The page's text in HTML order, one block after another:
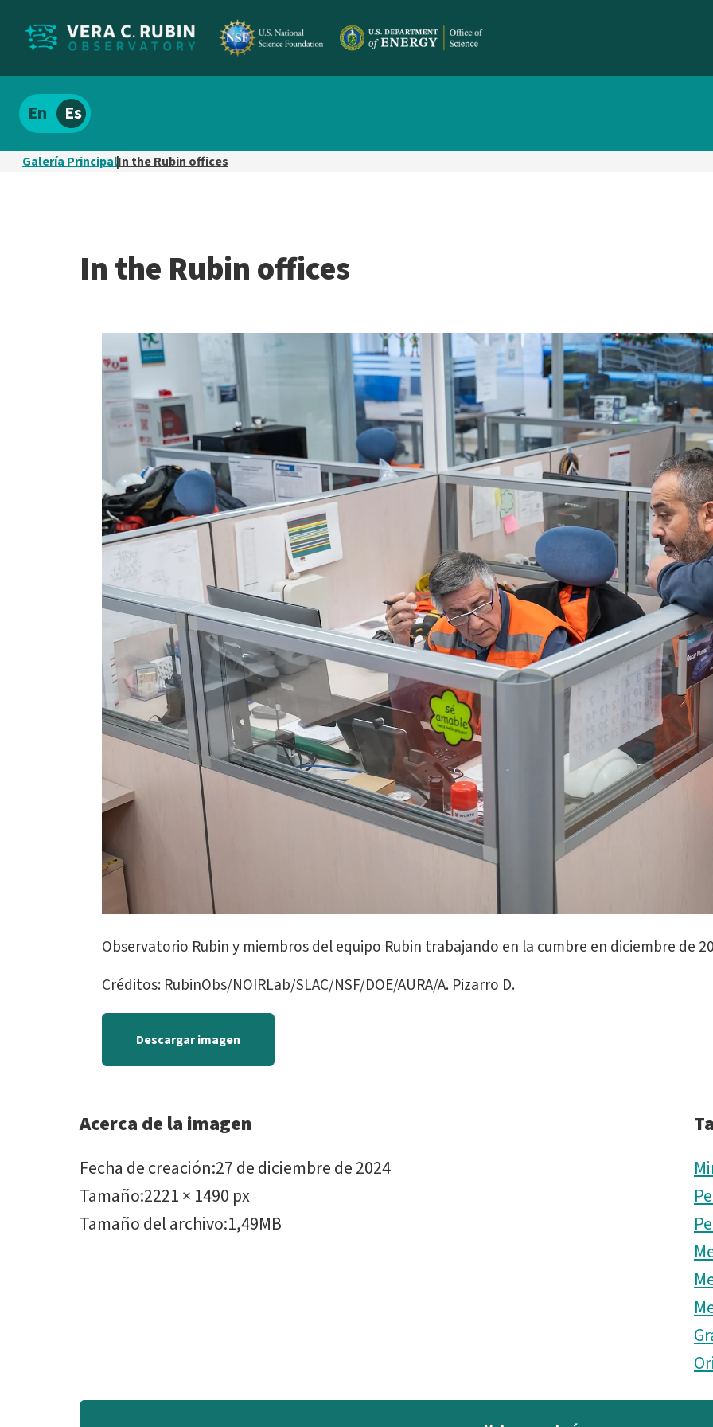
Localizar
el
contenido
Español
Galería PrincipalIn the Rubin offices
In the Rubin offices
Observatorio Rubin y miembros del equipo Rubin trabajando en la cumbre en diciembre de
Créditos: RubinObs/NOIRLab/SLAC/NSF/DOE/AURA/A. Pizarro D.
Descargar imagen
Acerca de la imagen
Fecha de creación:27 de diciembre de 2024
Tamaño:2221 × 1490 px
Tamaño del archivo:1,49MB